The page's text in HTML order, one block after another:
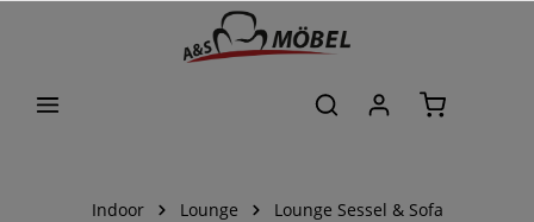
Indoor Lounge Lounge Sessel & Sofa